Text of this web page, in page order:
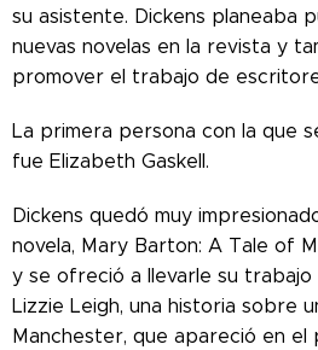
su asistente. Dickens planeaba
nuevas novelas en la revista y
promover el trabajo de
La primera persona con la que
fue Elizabeth Gaskell.
Dickens quedó muy
novela, Mary Barton: A Tale of
y se ofreció a llevarle su trabajo
Lizzie Leigh, una historia sobre
Manchester, que apareció en el